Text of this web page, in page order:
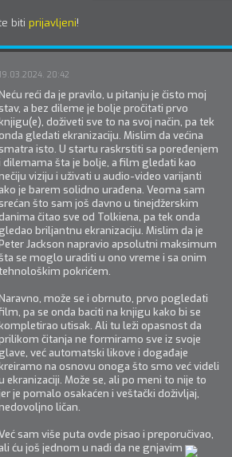
biti prijavljeni!
19.03.2024. 20:42
reći da je pravilo, u pitanju je čisto moj
a bez dileme je bolje pročitati prvo
doživeti sve to na svoj način, pa tek
gledati ekranizaciju. Mislim da većina
isto. U startu raskrstiti sa poređenjem
dilemama šta je bolje, a film gledati kao
viziju i uživati u audio-video varijanti
je barem solidno urađena. Veoma sam
što sam još davno u tinejdžerskim
čitao sve od Tolkiena, pa tek onda
gledao briljantnu ekranizaciju. Mislim da je
Jackson napravio apsolutni maksimum
se moglo uraditi u ono vreme i sa onim
pokrićem.
može se i obrnuto, prvo pogledati
pa se onda baciti na knjigu kako bi se
utisak. Ali tu leži opasnost da
čitanja ne formiramo sve iz svoje
glave, već automatski likove i događaje
na osnovu onoga što smo već videli
ekranizaciji. Može se, ali po meni to nije to
je pomalo osakaćen i veštački doživljaj,
ličan.
sam više puta ovde pisao i preporučivao,
ću još jednom u nadi da ne gnjavim